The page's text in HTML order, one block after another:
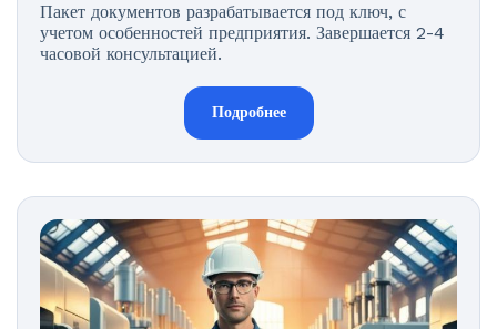
Пакет документов разрабатывается под ключ, с
учетом особенностей предприятия. Завершается 2-4
часовой консультацией.
Подробнее